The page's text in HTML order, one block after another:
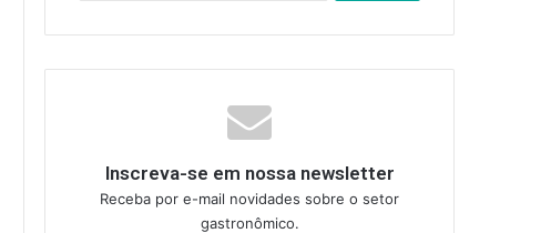
Inscreva-se em nossa newsletter
Receba por e-mail novidades sobre o setor
gastronômico.